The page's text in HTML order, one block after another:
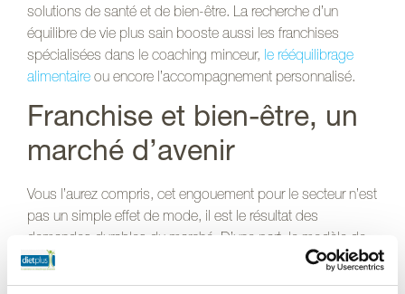
solutions de santé et de bien-être. La recherche d’un
équilibre de vie plus sain booste aussi les franchises
spécialisées dans le coaching minceur, le rééquilibrage
alimentaire ou encore l’accompagnement personnalisé.
Franchise et bien-être, un
marché d’avenir
Vous l’aurez compris, cet engouement pour le secteur n’est
pas un simple effet de mode, il est le résultat des
demandes durables du marché. D’une part, le modèle de
franchise offre
un cadre épanouissant aux nombreuses
personnes désireuses d’être leur propre patron. D’autre